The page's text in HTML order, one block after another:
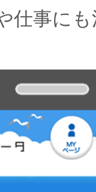
仕事に